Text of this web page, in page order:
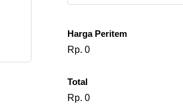
Harga Peritem
Rp. 0
Total
Rp. 0